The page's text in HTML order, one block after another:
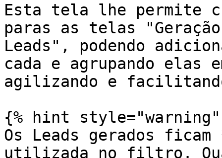
Esta tela lhe
paras as telas
Leads", podendo
cada e agrupando elas
agilizando e
{% hint style="warning"
Os Leads gerados
utilizada no filtro.